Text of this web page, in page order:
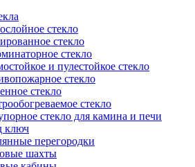
стекло
стекло
стекло
и пулестойкое стекло
стекло
стекло
стекло
стекло для камина и печи
ключ
перегородки
шахты